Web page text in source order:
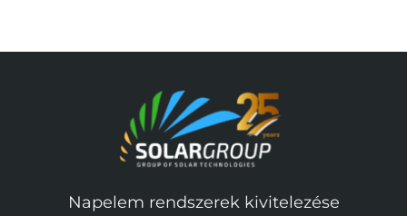
Napelem rendszerek kivitelezése